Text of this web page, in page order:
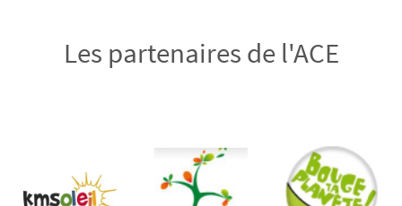
Les partenaires de l'ACE